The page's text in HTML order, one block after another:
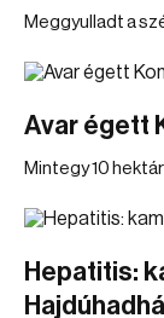
Meggyulladt a
Avar égett
Mintegy 10
Hepatitis: